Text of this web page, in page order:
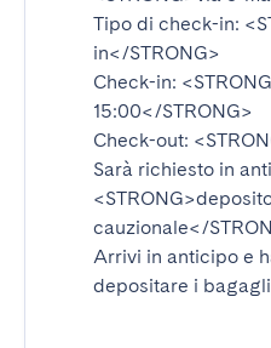
Tipo di check-in:
in</STRONG>
Check-in:
15:00</STRONG>
Check-out:
Sarà richiesto in
cauzionale</
Arrivi in anticipo e
depositare i